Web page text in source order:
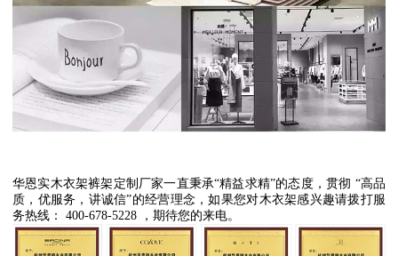
华恩实木衣架裤架定制厂家一直秉承“精益求精”的态度，贯彻 “高品
质，优服务，讲诚信”的经营理念，如果您对木衣架感兴趣请拨打服
务热线： 400-678-5228 ，期待您的来电。